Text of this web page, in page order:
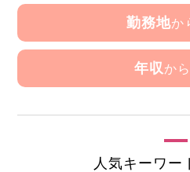
勤務地か
年収 か
人気キーワー